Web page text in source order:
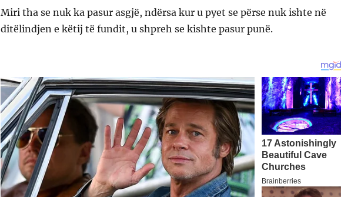
Miri tha se nuk ka pasur asgjë, ndërsa kur u pyet se përse nuk ishte në
ditëlindjen e këtij të fundit, u shpreh se kishte pasur punë.